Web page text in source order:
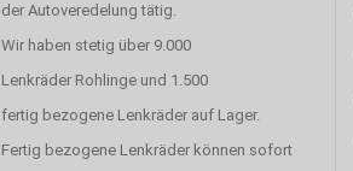
der Autoveredelung tätig.
Wir haben stetig über 9.000
Lenkräder Rohlinge und 1.500
fertig bezogene Lenkräder auf Lager.
Fertig bezogene Lenkräder können sofort